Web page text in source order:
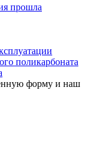
прошла
поликарбоната
форму и наш